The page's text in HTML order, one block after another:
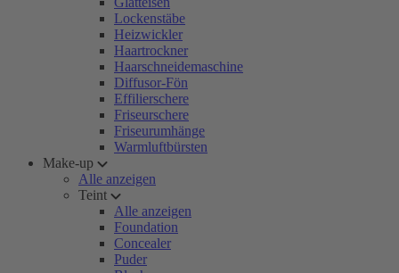
Lockenstäbe
Heizwickler
Haartrockner
Haarschneidemaschine
Diffusor-Fön
Effilierschere
Friseurschere
Friseurumhänge
Warmluftbürsten
Make-up
Alle anzeigen
Teint
Alle anzeigen
Foundation
Concealer
Puder